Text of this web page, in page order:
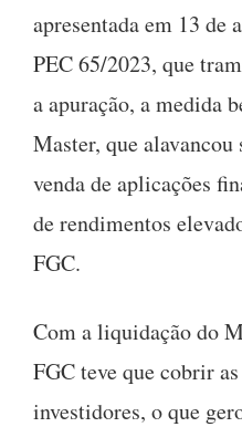
apresentada em 13 de
PEC 65/2023, que
a apuração, a medida
Master, que alavancou
venda de aplicações
de rendimentos
FGC.
Com a liquidação do
FGC teve que cobrir
investidores, o que